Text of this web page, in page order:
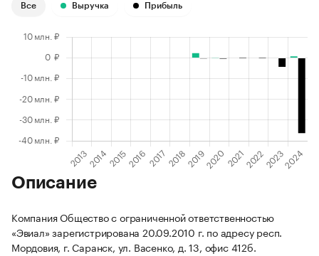
Все Выручка Прибыль
Описание
Компания Общество с ограниченной ответственностью
«Эвиал» зарегистрирована 20.09.2010 г. по адресу респ.
Мордовия, г. Саранск, ул. Васенко, д. 13, офис 412б.